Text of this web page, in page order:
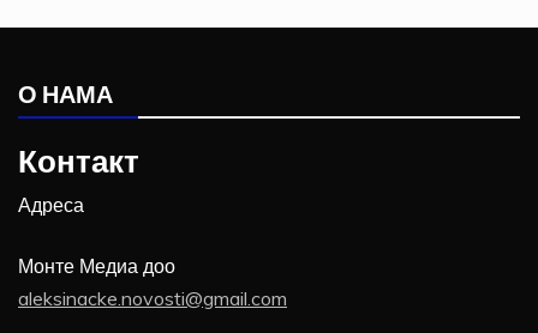
О НАМА
Контакт
Адреса
Монте Медиа доо
aleksinacke.novosti@gmail.com